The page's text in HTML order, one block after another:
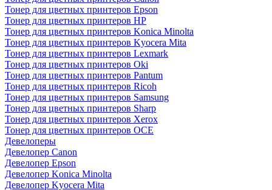
Тонер для цветных принтеров Epson
Тонер для цветных принтеров HP
Тонер для цветных принтеров Konica Minolta
Тонер для цветных принтеров Kyocera Mita
Тонер для цветных принтеров Lexmark
Тонер для цветных принтеров Oki
Тонер для цветных принтеров Pantum
Тонер для цветных принтеров Ricoh
Тонер для цветных принтеров Samsung
Тонер для цветных принтеров Sharp
Тонер для цветных принтеров Xerox
Тонер для цветных принтеров OCE
Девелоперы
Девелопер Canon
Девелопер Epson
Девелопер Konica Minolta
Девелопер Kyocera Mita